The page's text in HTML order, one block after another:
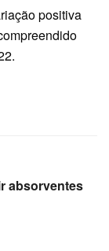
positiva
absorventes